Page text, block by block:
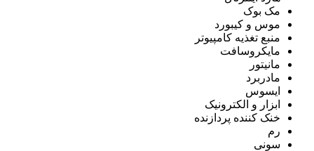
مک بوک
موس و کیبورد
منبع تغذیه کامپیوتر
مایکروسافت
مانیتور
مادربرد
ایسوس
ابزار و الکترونیک
خنک کننده پردازنده
رم
سونی